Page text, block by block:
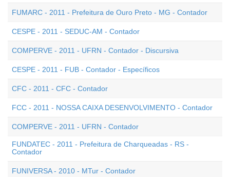
FUMARC - 2011 - Prefeitura de Ouro Preto - MG - Contador
CESPE - 2011 - SEDUC-AM - Contador
COMPERVE - 2011 - UFRN - Contador - Discursiva
CESPE - 2011 - FUB - Contador - Específicos
CFC - 2011 - CFC - Contador
FCC - 2011 - NOSSA CAIXA DESENVOLVIMENTO - Contador
COMPERVE - 2011 - UFRN - Contador
FUNDATEC - 2011 - Prefeitura de Charqueadas - RS -
Contador
FUNIVERSA - 2010 - MTur - Contador